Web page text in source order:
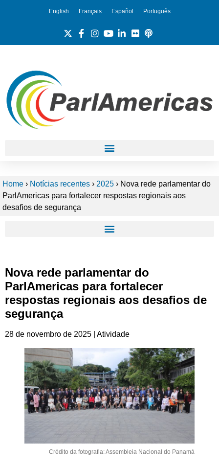
English Français Español Português
Home › Notícias recentes › 2025 › Nova rede parlamentar do
ParlAmericas para fortalecer respostas regionais aos
desafios de segurança
Nova rede parlamentar do
ParlAmericas para fortalecer
respostas regionais aos desafios de
segurança
28 de novembro de 2025 | Atividade
Crédito da fotografia: Assembleia Nacional do Panamá